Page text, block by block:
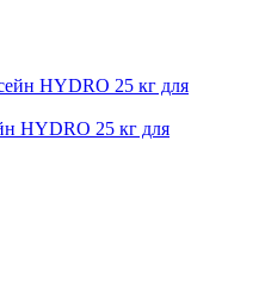
HYDRO 25 кг для